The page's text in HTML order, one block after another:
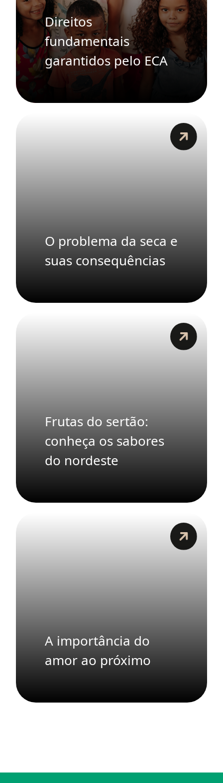
Direitos
fundamentais
garantidos pelo ECA
O problema da seca e
suas consequências
Frutas do sertão:
conheça os sabores
do nordeste
A importância do
amor ao próximo